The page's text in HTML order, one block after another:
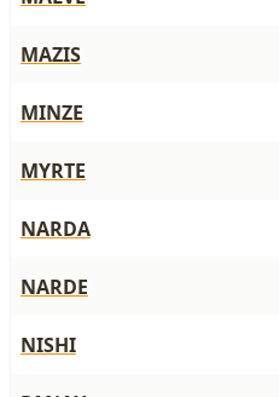
MAZIS
MINZE
MYRTE
NARDA
NARDE
NISHI